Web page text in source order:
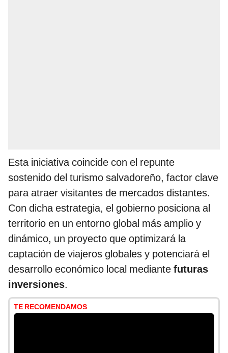
Esta iniciativa coincide con el repunte
sostenido del turismo salvadoreño, factor clave
para atraer visitantes de mercados distantes.
Con dicha estrategia, el gobierno posiciona al
territorio en un entorno global más amplio y
dinámico, un proyecto que optimizará la
captación de viajeros globales y potenciará el
desarrollo económico local mediante futuras
inversiones.
TE RECOMENDAMOS